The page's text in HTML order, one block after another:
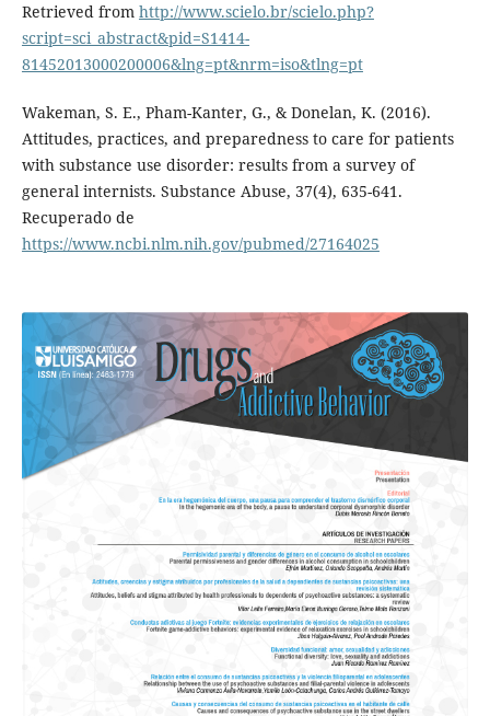
Retrieved from http://www.scielo.br/scielo.php?
script=sci_abstract&pid=S1414-
81452013000200006&lng=pt&nrm=iso&tlng=pt
Wakeman, S. E., Pham-Kanter, G., & Donelan, K. (2016).
Attitudes, practices, and preparedness to care for patients
with substance use disorder: results from a survey of
general internists. Substance Abuse, 37(4), 635-641.
Recuperado de
https://www.ncbi.nlm.nih.gov/pubmed/27164025